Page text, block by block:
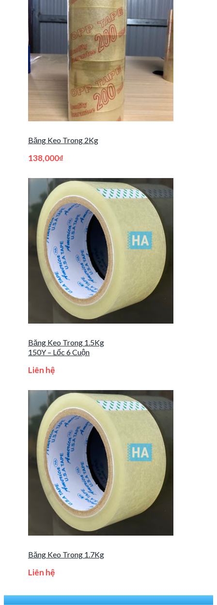
Băng Keo Trong 2Kg
138,000₫
Băng Keo Trong 1.5Kg
150Y – Lốc 6 Cuộn
Liên hệ
Băng Keo Trong 1.7Kg
Liên hệ